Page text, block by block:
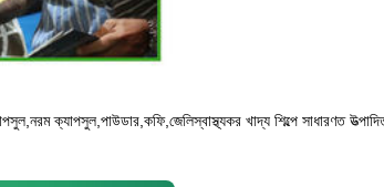
ক্যাপসুল,পাউডার,কফি,জেলিস্বাস্থ্যকর খাদ্য শিল্পে সাধারণত